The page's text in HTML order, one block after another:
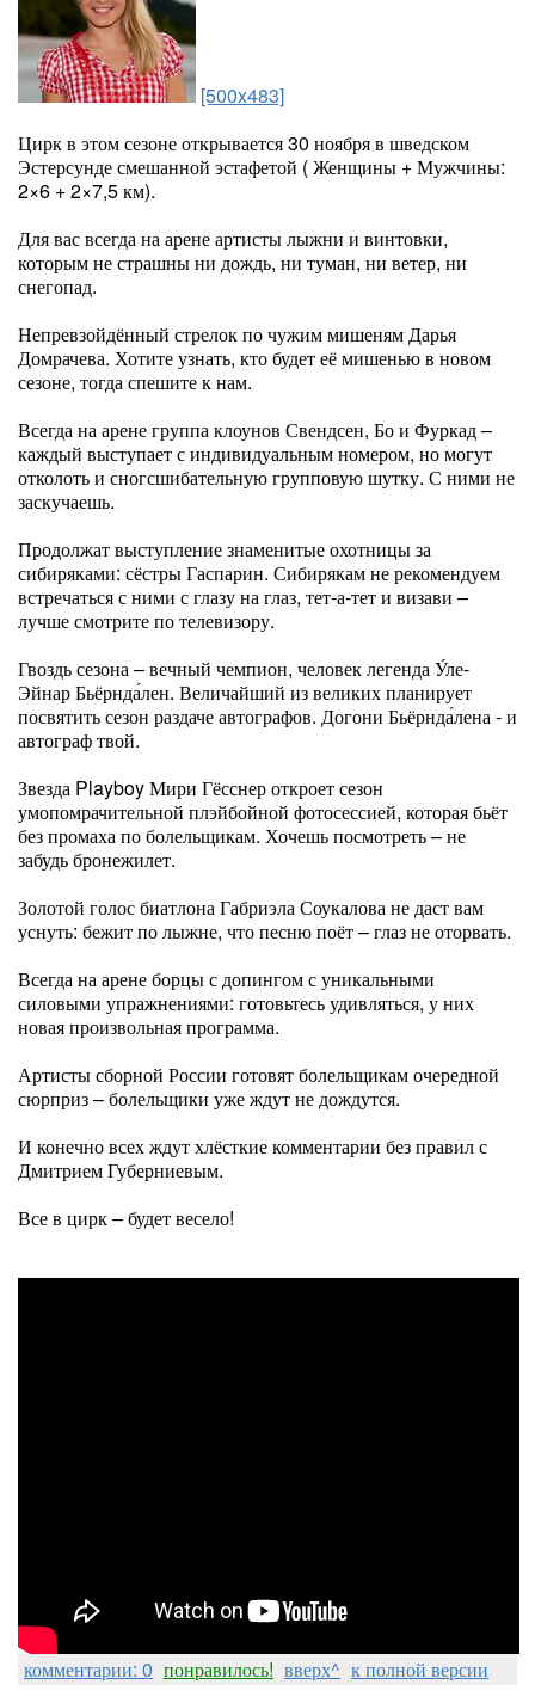
[500x483]
Цирк в этом сезоне открывается 30 ноября в шведском
Эстерсунде смешанной эстафетой ( Женщины + Мужчины:
2×6 + 2×7,5 км).
Для вас всегда на арене артисты лыжни и винтовки,
которым не страшны ни дождь, ни туман, ни ветер, ни
снегопад.
Непревзойдённый стрелок по чужим мишеням Дарья
Домрачева. Хотите узнать, кто будет её мишенью в новом
сезоне, тогда спешите к нам.
Всегда на арене группа клоунов Свендсен, Бо и Фуркад –
каждый выступает с индивидуальным номером, но могут
отколоть и сногсшибательную групповую шутку. С ними не
заскучаешь.
Продолжат выступление знаменитые охотницы за
сибиряками: сёстры Гаспарин. Сибирякам не рекомендуем
встречаться с ними с глазу на глаз, тет-а-тет и визави –
лучше смотрите по телевизору.
Гвоздь сезона – вечный чемпион, человек легенда У́ле-
Эйнар Бьёрнда́лен. Величайший из великих планирует
посвятить сезон раздаче автографов. Догони Бьёрнда́лена - и
автограф твой.
Звезда Playboy Мири Гёсснер откроет сезон
умопомрачительной плэйбойной фотосессией, которая бьёт
без промаха по болельщикам. Хочешь посмотреть – не
забудь бронежилет.
Золотой голос биатлона Габриэла Соукалова не даст вам
уснуть: бежит по лыжне, что песню поёт – глаз не оторвать.
Всегда на арене борцы с допингом с уникальными
силовыми упражнениями: готовьтесь удивляться, у них
новая произвольная программа.
Артисты сборной России готовят болельщикам очередной
сюрприз – болельщики уже ждут не дождутся.
И конечно всех ждут хлёсткие комментарии без правил с
Дмитрием Губерниевым.
Все в цирк – будет весело!
комментарии: 0 понравилось! вверх^ к полной версии